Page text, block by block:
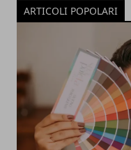
ARTICOLI POPOLARI